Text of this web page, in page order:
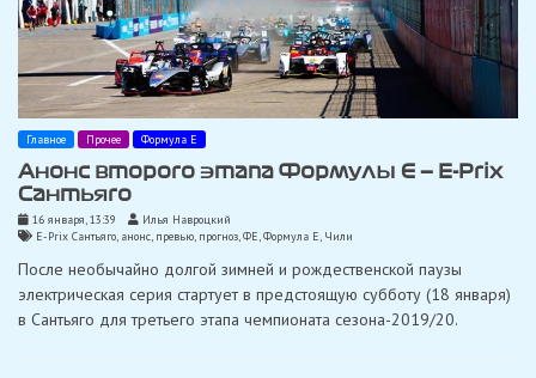
Главное Прочее Формула Е
Анонс второго этапа Формулы Е — E-Prix
Сантьяго
16 января, 13:39
Илья Навроцкий
E-Prix Сантьяго, анонс, превью, прогноз,ФЕ,Формула Е, Чили
После необычайно долгой зимней и рождественской паузы
электрическая серия стартует в предстоящую субботу (18 января)
в Сантьяго для третьего этапа чемпионата сезона-2019/20.